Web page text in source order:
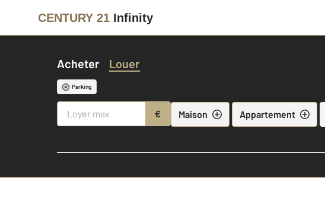
CENTURY 21 Infinity
Acheter Louer
Parking
€ Maison Appartement